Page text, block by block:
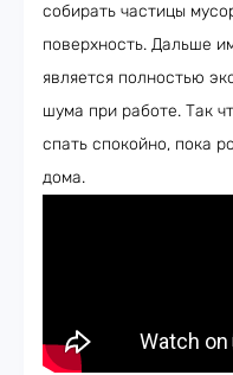
собирать частицы
поверхность. Дальше
является полностью
шума при работе. Так
спать спокойно, пока
дома.